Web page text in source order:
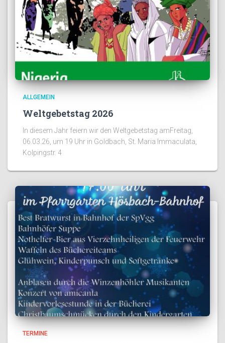
ALLGEMEIN
Weltgebetstag 2026
In diesem Jahr feiern wir den Weltgebetstag amFreitag,
06.03.26, um 19 Uhr in Goldbach, St. Maria Immaculata,
Kolpingstr. 4
TERMINE